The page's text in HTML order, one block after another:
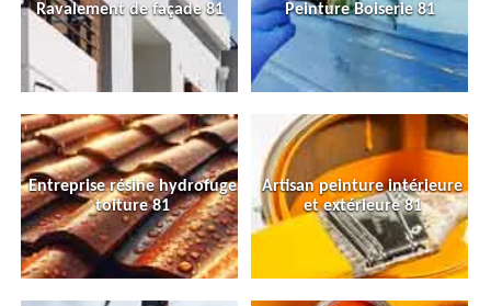
Ravalement de façade 81 Peinture Boiserie 81
Entreprise résine hydrofuge
toiture 81
Artisan peinture intérieure
et extérieure 81